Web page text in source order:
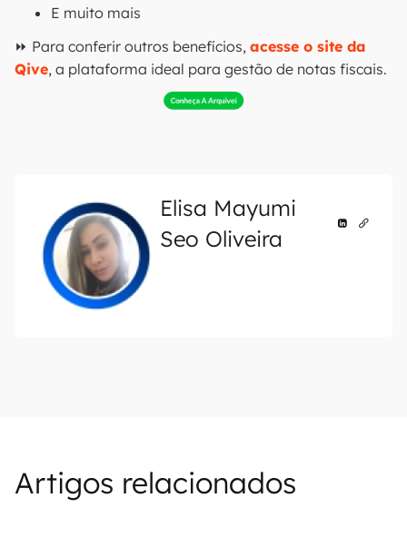
E muito mais
⏩ Para conferir outros benefícios, acesse o site da
Qive, a plataforma ideal para gestão de notas fiscais.
Elisa Mayumi
Seo Oliveira
Artigos relacionados